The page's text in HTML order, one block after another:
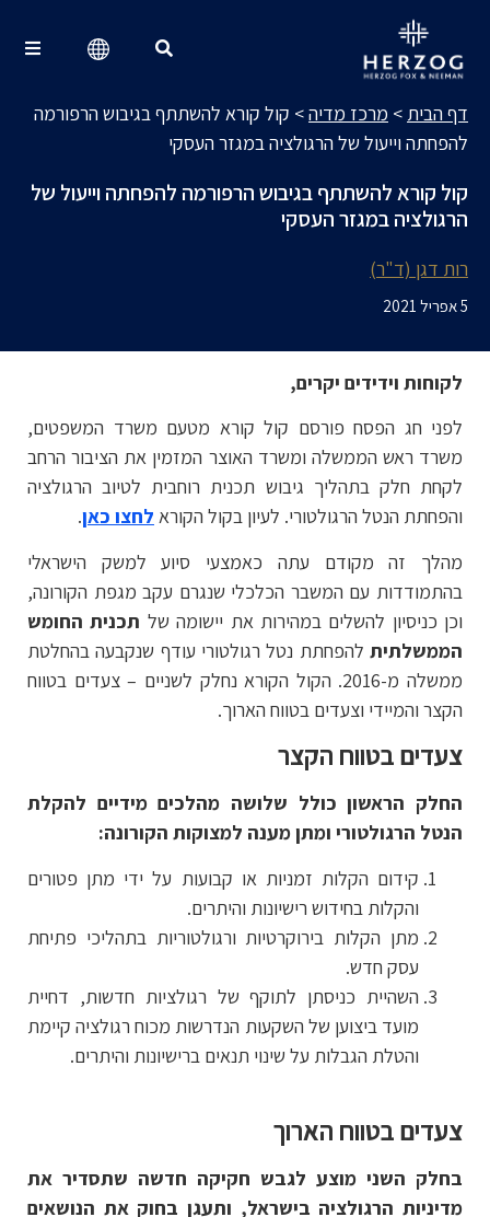
דף הבית > מרכז מדיה> קול קורא להשתתף בגיבוש הרפורמה
להפחתה וייעול של הרגולציה במגזר העסקי
קול קורא להשתתף בגיבוש הרפורמה להפחתה וייעול של
הרגולציה במגזר העסקי
רות דגן (ד"ר)
5 אפריל 2021
לקוחות וידידים יקרים,
לפני חג הפסח פורסם קול קורא מטעם משרד המשפטים,
משרד ראש הממשלה ומשרד האוצר המזמין את הציבור הרחב
לקחת חלק בתהליך גיבוש תכנית רוחבית לטיוב הרגולציה
והפחתת הנטל הרגולטורי. לעיון בקול הקורא לחצו כאן.
מהלך זה מקודם עתה כאמצעי סיוע למשק הישראלי
בהתמודדות עם המשבר הכלכלי שנגרם עקב מגפת הקורונה,
וכן כניסיון להשלים במהירות את יישומה של תכנית החומש
הממשלתית להפחתת נטל רגולטורי עודף שנקבעה בהחלטת
ממשלה מ-2016. הקול הקורא נחלק לשניים – צעדים בטווח
הקצר והמיידי וצעדים בטווח הארוך.
צעדים בטווח הקצר
החלק הראשון כולל שלושה מהלכים מידיים להקלת
הנטל הרגולטורי ומתן מענה למצוקות הקורונה:
קידום הקלות זמניות או קבועות על ידי מתן פטורים
והקלות בחידוש רישיונות והיתרים.
מתן הקלות בירוקרטיות ורגולטוריות בתהליכי פתיחת
עסק חדש.
השהיית כניסתן לתוקף של רגולציות חדשות, דחיית
מועד ביצוען של השקעות הנדרשות מכוח רגולציה קיימת
והטלת הגבלות על שינוי תנאים ברישיונות והיתרים.
צעדים בטווח הארוך
בחלק השני מוצע לגבש חקיקה חדשה שתסדיר את
מדיניות הרגולציה בישראל, ותעגן בחוק את הנושאים